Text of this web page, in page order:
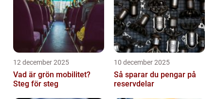
12 december 2025
Vad är grön mobilitet?
Steg för steg
10 december 2025
Så sparar du pengar på
reservdelar